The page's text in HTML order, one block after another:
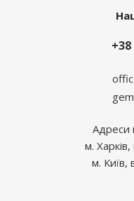
Адреси
м.
м. Київ,